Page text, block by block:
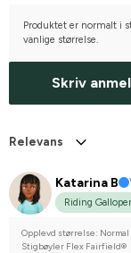
Produktet er normalt i
vanlige størrelse.
Skriv
Relevans
Katarina B
Riding Galloper
Opplevd størrelse: Normal
Stigbøyler Flex Fairfield®